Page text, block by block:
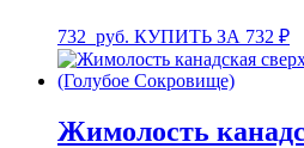
732 руб. КУПИТЬ ЗА 732 ₽
Жимолость